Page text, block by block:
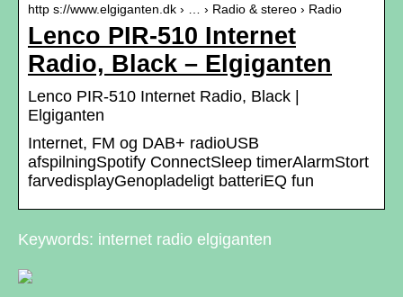
http s://www.elgiganten.dk › … › Radio & stereo › Radio
Lenco PIR-510 Internet
Radio, Black – Elgiganten
Lenco PIR-510 Internet Radio, Black |
Elgiganten
Internet, FM og DAB+ radioUSB
afspilningSpotify ConnectSleep timerAlarmStort
farvedisplayGenopladeligt batteriEQ fun
Keywords: internet radio elgiganten